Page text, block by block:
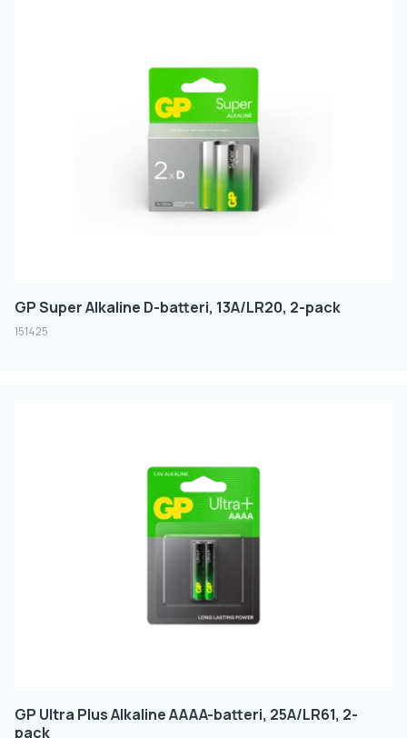
GP Super Alkaline D-batteri, 13A/LR20, 2-pack
151425
GP Ultra Plus Alkaline AAAA-batteri, 25A/LR61, 2-
pack